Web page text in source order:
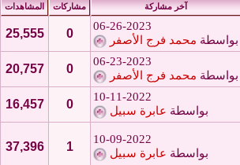
آخر مشاركة مشاركات المشاهدات
06-26-2023
بواسطة محمد فرج الأصفر 0
25,555
06-23-2023
بواسطة محمد فرج الأصفر 0
20,757
10-11-2022
بواسطة عابرة سبيل 0
16,457
10-09-2022
بواسطة عابرة سبيل 1
37,396